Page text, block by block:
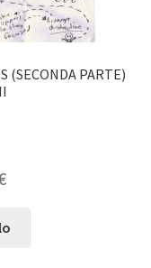
(SECONDA PARTE)